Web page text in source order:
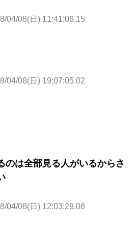
04/08(日) 11:41:06.15
04/08(日) 19:07:05.02
のは全部見る人がいるからさ
04/08(日) 12:03:29.08